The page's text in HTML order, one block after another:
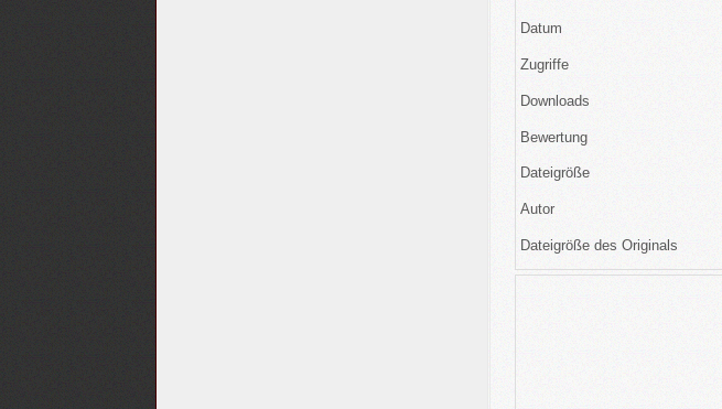
Datum
Zugriffe
Downloads
Bewertung
Dateigröße
Autor
Dateigröße des Originals